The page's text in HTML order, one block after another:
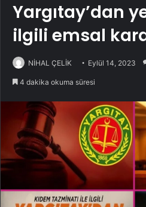
Yargıtay’dan
ilgili emsal
NİHAL ÇELİK Eylül 14, 2023
4 dakika okuma süresi